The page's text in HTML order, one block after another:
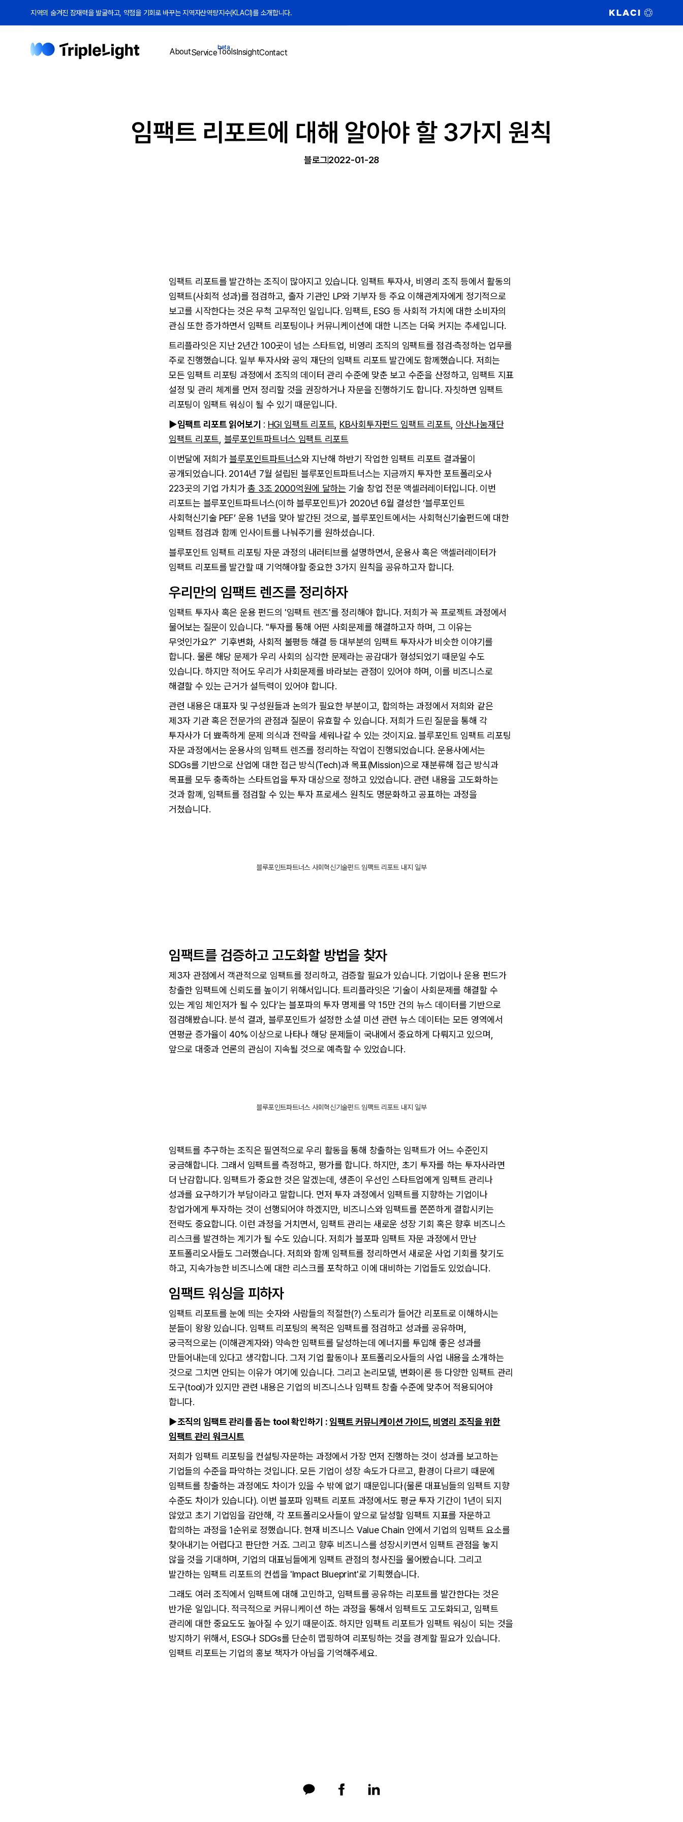
지역의 숨겨진 잠재력을 발굴하고, 약점을 기회로 바꾸는 지역자산역량지수(KLACI)를 소개합니다.
AboutService
beta
ToolsInsightContact
임팩트 리포트에 대해 알아야 할 3가지 원칙
블로그2022-01-28
임팩트 리포트를 발간하는 조직이 많아지고 있습니다. 임팩트 투자사, 비영리 조직 등에서 활동의
임팩트(사회적 성과)를 점검하고, 출자 기관인 LP와 기부자 등 주요 이해관계자에게 정기적으로
보고를 시작한다는 것은 무척 고무적인 일입니다. 임팩트, ESG 등 사회적 가치에 대한 소비자의
관심 또한 증가하면서 임팩트 리포팅이나 커뮤니케이션에 대한 니즈는 더욱 커지는 추세입니다.
트리플라잇은 지난 2년간 100곳이 넘는 스타트업, 비영리 조직의 임팩트를 점검·측정하는 업무를
주로 진행했습니다. 일부 투자사와 공익 재단의 임팩트 리포트 발간에도 함께했습니다. 저희는
모든 임팩트 리포팅 과정에서 조직의 데이터 관리 수준에 맞춘 보고 수준을 산정하고, 임팩트 지표
설정 및 관리 체계를 먼저 정리할 것을 권장하거나 자문을 진행하기도 합니다. 자칫하면 임팩트
리포팅이 임팩트 워싱이 될 수 있기 때문입니다.
▶임팩트 리포트 읽어보기 : HGI 임팩트 리포트 KB사회투자펀드 임팩트 리포트 아산나눔재단
임팩트 리포트 블루포인트파트너스 임팩트 리포트
이번달에 저희가블루포인트파트너스와 지난해 하반기 작업한 임팩트 리포트 결과물이
공개되었습니다. 2014년 7월 설립된 블루포인트파트너스는 지금까지 투자한 포트폴리오사
223곳의 기업 가치가총 3조 2000억원에 달하는 기술 창업 전문 액셀러레이터입니다. 이번
리포트는 블루포인트파트너스(이하 블루포인트)가 2020년 6월 결성한 ‘블루포인트
사회혁신기술 PEF’ 운용 1년을 맞아 발간된 것으로, 블루포인트에서는 사회혁신기술펀드에 대한
임팩트 점검과 함께 인사이트를 나눠주기를 원하셨습니다.
블루포인트 임팩트 리포팅 자문 과정의 내러티브를 설명하면서, 운용사 혹은 액셀러레이터가
임팩트 리포트를 발간할 때 기억해야할 중요한 3가지 원칙을 공유하고자 합니다.
우리만의 임팩트 렌즈를 정리하자
임팩트 투자사 혹은 운용 펀드의 '임팩트 렌즈'를 정리해야 합니다. 저희가 꼭 프로젝트 과정에서
물어보는 질문이 있습니다. "투자를 통해 어떤 사회문제를 해결하고자 하며, 그 이유는
무엇인가요?" 기후변화, 사회적 불평등 해결 등 대부분의 임팩트 투자사가 비슷한 이야기를
합니다. 물론 해당 문제가 우리 사회의 심각한 문제라는 공감대가 형성되었기 때문일 수도
있습니다. 하지만 적어도 우리가 사회문제를 바라보는 관점이 있어야 하며, 이를 비즈니스로
해결할 수 있는 근거가 설득력이 있어야 합니다.
관련 내용은 대표자 및 구성원들과 논의가 필요한 부분이고, 합의하는 과정에서 저희와 같은
제3자 기관 혹은 전문가의 관점과 질문이 유효할 수 있습니다. 저희가 드린 질문을 통해 각
투자사가 더 뾰족하게 문제 의식과 전략을 세워나갈 수 있는 것이지요. 블루포인트 임팩트 리포팅
자문 과정에서는 운용사의 임팩트 렌즈를 정리하는 작업이 진행되었습니다. 운용사에서는
SDGs를 기반으로 산업에 대한 접근 방식(Tech)과 목표(Mission)으로 재분류해 접근 방식과
목표를 모두 충족하는 스타트업을 투자 대상으로 정하고 있었습니다. 관련 내용을 고도화하는
것과 함께, 임팩트를 점검할 수 있는 투자 프로세스 원칙도 명문화하고 공표하는 과정을
거쳤습니다.
블루포인트파트너스 사회혁신기술펀드 임팩트 리포트 내지 일부
임팩트를 검증하고 고도화할 방법을 찾자
제3자 관점에서 객관적으로 임팩트를 정리하고, 검증할 필요가 있습니다. 기업이나 운용 펀드가
창출한 임팩트에 신뢰도를 높이기 위해서입니다. 트리플라잇은 '기술이 사회문제를 해결할 수
있는 게임 체인저가 될 수 있다'는 블포파의 투자 명제를 약 15만 건의 뉴스 데이터를 기반으로
점검해봤습니다. 분석 결과, 블루포인트가 설정한 소셜 미션 관련 뉴스 데이터는 모든 영역에서
연평균 증가율이 40% 이상으로 나타나 해당 문제들이 국내에서 중요하게 다뤄지고 있으며,
앞으로 대중과 언론의 관심이 지속될 것으로 예측할 수 있었습니다.
블루포인트파트너스 사회혁신기술펀드 임팩트 리포트 내지 일부
임팩트를 추구하는 조직은 필연적으로 우리 활동을 통해 창출하는 임팩트가 어느 수준인지
궁금해합니다. 그래서 임팩트를 측정하고, 평가를 합니다. 하지만, 초기 투자를 하는 투자사라면
더 난감합니다. 임팩트가 중요한 것은 알겠는데, 생존이 우선인 스타트업에게 임팩트 관리나
성과를 요구하기가 부담이라고 말합니다. 먼저 투자 과정에서 임팩트를 지향하는 기업이나
창업가에게 투자하는 것이 선행되어야 하겠지만, 비즈니스와 임팩트를 쫀쫀하게 결합시키는
전략도 중요합니다. 이런 과정을 거치면서, 임팩트 관리는 새로운 성장 기회 혹은 향후 비즈니스
리스크를 발견하는 계기가 될 수도 있습니다. 저희가 블포파 임팩트 자문 과정에서 만난
포트폴리오사들도 그러했습니다. 저희와 함께 임팩트를 정리하면서 새로운 사업 기회를 찾기도
하고, 지속가능한 비즈니스에 대한 리스크를 포착하고 이에 대비하는 기업들도 있었습니다.
임팩트 워싱을 피하자
임팩트 리포트를 눈에 띄는 숫자와 사람들의 적절한(?) 스토리가 들어간 리포트로 이해하시는
분들이 왕왕 있습니다. 임팩트 리포팅의 목적은 임팩트를 점검하고 성과를 공유하며,
궁극적으로는 (이해관계자와) 약속한 임팩트를 달성하는데 에너지를 투입해 좋은 성과를
만들어내는데 있다고 생각합니다. 그저 기업 활동이나 포트폴리오사들의 사업 내용을 소개하는
것으로 그치면 안되는 이유가 여기에 있습니다. 그리고 논리모델, 변화이론 등 다양한 임팩트 관리
도구(tool)가 있지만 관련 내용은 기업의 비즈니스나 임팩트 창출 수준에 맞추어 적용되어야
합니다.
▶조직의 임팩트 관리를 돕는 tool 확인하기 :임팩트 커뮤니케이션 가이드 비영리 조직을 위한
임팩트 관리 워크시트
저희가 임팩트 리포팅을 컨설팅·자문하는 과정에서 가장 먼저 진행하는 것이 성과를 보고하는
기업들의 수준을 파악하는 것입니다. 모든 기업이 성장 속도가 다르고, 환경이 다르기 때문에
임팩트를 창출하는 과정에도 차이가 있을 수 밖에 없기 때문입니다(물론 대표님들의 임팩트 지향
수준도 차이가 있습니다). 이번 블포파 임팩트 리포트 과정에서도 평균 투자 기간이 1년이 되지
않았고 초기 기업임을 감안해, 각 포트폴리오사들이 앞으로 달성할 임팩트 지표를 자문하고
합의하는 과정을 1순위로 정했습니다. 현재 비즈니스 Value Chain 안에서 기업의 임팩트 요소를
찾아내기는 어렵다고 판단한 거죠. 그리고 향후 비즈니스를 성장시키면서 임팩트 관점을 놓지
않을 것을 기대하며, 기업의 대표님들에게 임팩트 관점의 청사진을 물어봤습니다. 그리고
발간하는 임팩트 리포트의 컨셉을 'Impact Blueprint'로 기획했습니다.
그래도 여러 조직에서 임팩트에 대해 고민하고, 임팩트를 공유하는 리포트를 발간한다는 것은
반가운 일입니다. 적극적으로 커뮤니케이션 하는 과정을 통해서 임팩트도 고도화되고, 임팩트
관리에 대한 중요도도 높아질 수 있기 때문이죠. 하지만 임팩트 리포트가 임팩트 워싱이 되는 것을
방지하기 위해서, ESG나 SDGs를 단순히 맵핑하여 리포팅하는 것을 경계할 필요가 있습니다.
임팩트 리포트는 기업의 홍보 책자가 아님을 기억해주세요.